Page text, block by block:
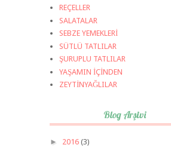
REÇELLER
SALATALAR
SEBZE YEMEKLERİ
SÜTLÜ TATLILAR
ŞURUPLU TATLILAR
YAŞAMIN İÇİNDEN
ZEYTİNYAĞLILAR
Blog Arşivi
► 2016 (3)